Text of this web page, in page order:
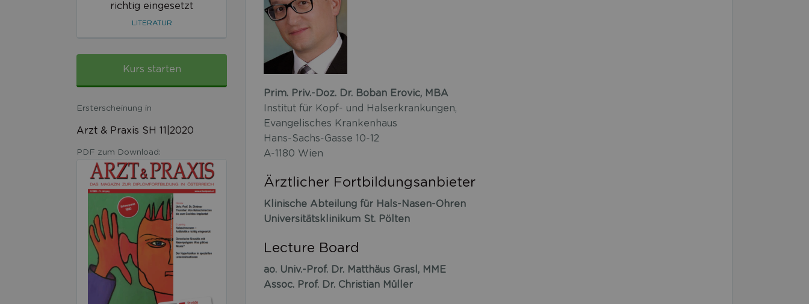
richtig eingesetzt
LITERATUR
Kurs starten
Ersterscheinung in
Arzt & Praxis SH 11|2020
PDF zum Download:
Prim. Priv.-Doz. Dr. Boban Erovic, MBA
Institut für Kopf- und Halserkrankungen,
Evangelisches Krankenhaus
Hans-Sachs-Gasse 10-12
A-1180 Wien
Ärztlicher Fortbildungsanbieter
Klinische Abteilung für Hals-Nasen-Ohren
Universitätsklinikum St. Pölten
Lecture Board
ao. Univ.-Prof. Dr. Matthäus Grasl, MME
Assoc. Prof. Dr. Christian Müller